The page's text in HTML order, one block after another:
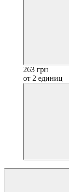
263 грн
от 2 единиц